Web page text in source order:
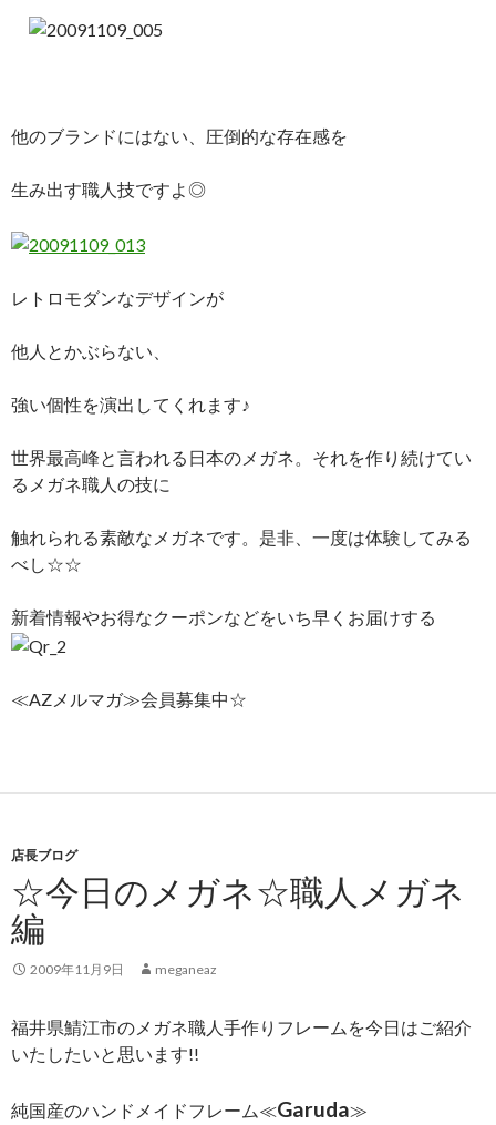
他のブランドにはない、圧倒的な存在感を
生み出す職人技ですよ◎
レトロモダンなデザインが
他人とかぶらない、
強い個性を演出してくれます♪
世界最高峰と言われる日本のメガネ。それを作り続けてい
るメガネ職人の技に
触れられる素敵なメガネです。是非、一度は体験してみる
べし☆☆
新着情報やお得なクーポンなどをいち早くお届けする
≪AZメルマガ≫会員募集中☆
店長ブログ
☆今日のメガネ☆職人メガネ
編
2009年11月9日 meganeaz
福井県鯖江市のメガネ職人手作りフレームを今日はご紹介
いたしたいと思います!!
純国産のハンドメイドフレーム≪Garuda≫